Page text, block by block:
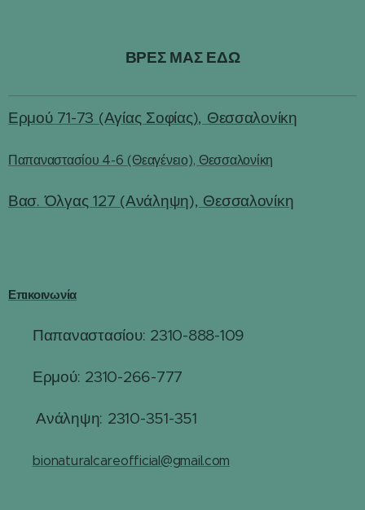
ΒΡΕΣ ΜΑΣ ΕΔΩ
Ερμού 71-73 (Αγίας Σοφίας), Θεσσαλονίκη
Παπαναστασίου 4-6 (Θεαγένειο), Θεσσαλονίκη
Βασ. Όλγας 127 (Ανάληψη), Θεσσαλονίκη
Επικοινωνία
Παπαναστασίου: 2310-888-109
Ερμού: 2310-266-777
Ανάληψη: 2310-351-351
bionaturalcareofficial@gmail.com